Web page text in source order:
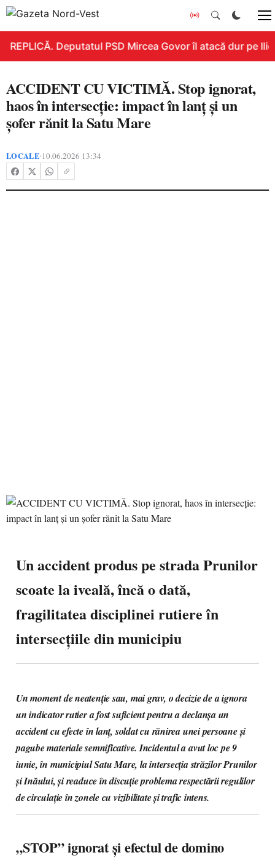
REPLICĂ. Deputatul PSD Mircea Govor îl atacă dur pe
ACCIDENT CU VICTIMĂ. Stop ignorat,
haos în intersecție: impact în lanț și un
șofer rănit la Satu Mare
LOCALE•10.06.2026 13:34
Un accident produs pe strada Prunilor
scoate la iveală, încă o dată,
fragilitatea disciplinei rutiere în
intersecțiile din municipiu
Un moment de neatenție sau, mai grav, o decizie de a ignora
un indicator rutier a fost suficient pentru a declanșa un
accident cu efecte în lanț, soldat cu rănirea unei persoane și
pagube materiale semnificative. Incidentul a avut loc pe 9
iunie, în municipiul Satu Mare, la intersecția străzilor Prunilor
și Inăului, și readuce în discuție problema respectării regulilor
de circulație în zonele cu vizibilitate și trafic intens.
„STOP” ignorat și efectul de domino